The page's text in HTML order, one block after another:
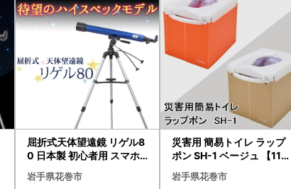
屈折式天体望遠鏡 リゲル8
0 日本製 初心者用 スマホ
撮影 【1834】
岩手県花巻市
災害用 簡易トイレ ラップ
ポン SH-1 ベージュ 【119
2-2】
岩手県花巻市